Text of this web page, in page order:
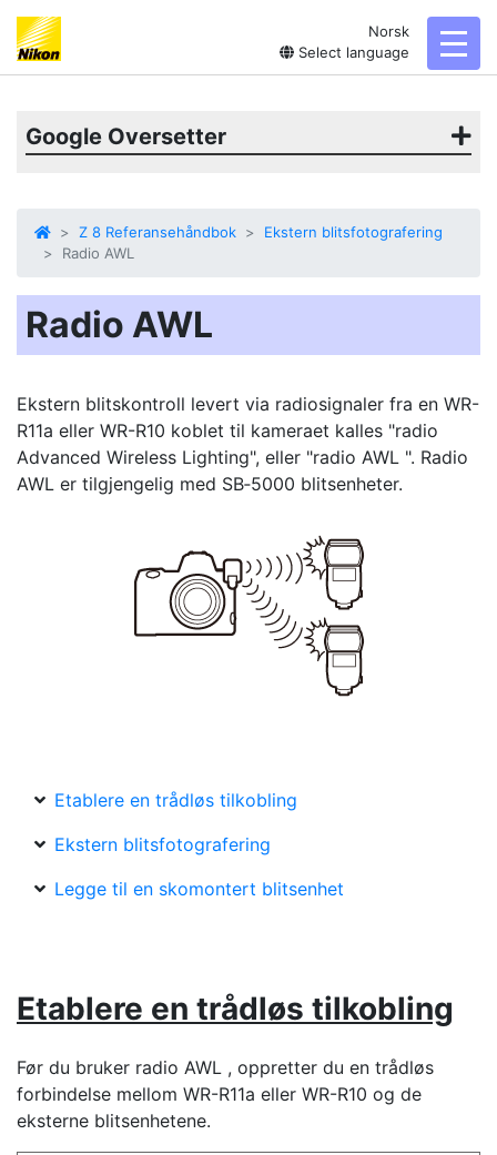
Norsk
Select language
Google Oversetter
Z 8 Referansehåndbok
Ekstern blitsfotografering
Radio AWL
Radio AWL
Ekstern blitskontroll levert via radiosignaler fra en WR-
R11a eller WR-R10 koblet til kameraet kalles "radio
Advanced Wireless Lighting", eller "radio AWL ". Radio
AWL er tilgjengelig med SB‑5000 blitsenheter.
Etablere en trådløs tilkobling
Ekstern blitsfotografering
Legge til en skomontert blitsenhet
Etablere en trådløs tilkobling
Før du bruker radio AWL , oppretter du en trådløs
forbindelse mellom WR-R11a eller WR-R10 og de
eksterne blitsenhetene.